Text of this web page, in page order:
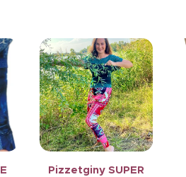
Pizzetginy SUPER